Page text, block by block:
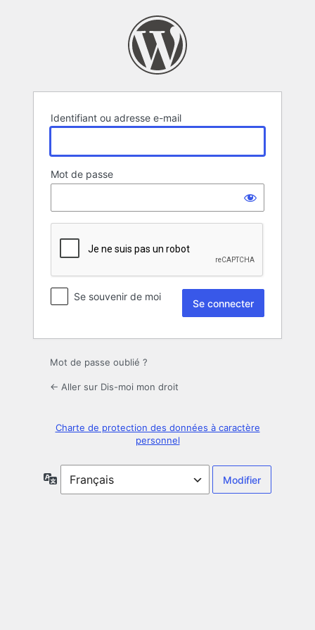
Identifiant ou adresse e-mail
Mot de passe
Se souvenir de moi
Mot de passe oublié ?
← Aller sur Dis-moi mon droit
Charte de protection des données à caractère
personnel
Langue